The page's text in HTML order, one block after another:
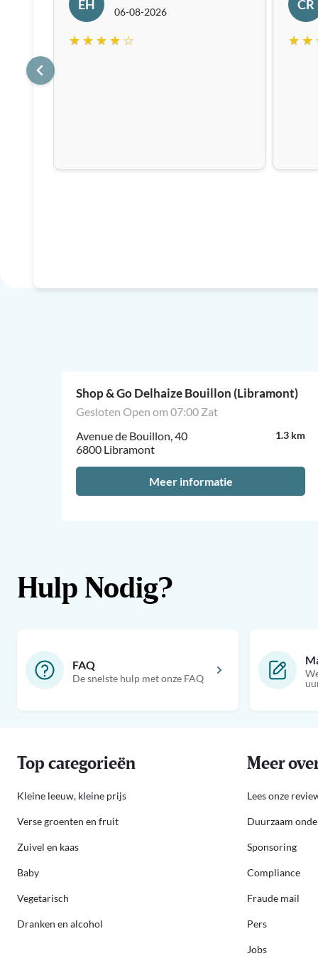
EH 06-08-2026
★ ★ ★ ★ ☆
CR
★ ★
Shop & Go Delhaize Bouillon (Libramont)
Gesloten Open om 07:00 Zat
Avenue de Bouillon, 40
6800 Libramont
1.3 km
Meer informatie
Hulp Nodig?
FAQ
De snelste hulp met onze FAQ
Top categorieën
Kleine leeuw, kleine prijs
Verse groenten en fruit
Zuivel en kaas
Baby
Vegetarisch
Dranken en alcohol
Meer
Lees onze
Duurzaam
Sponsoring
Compliance
Fraude mail
Pers
Jobs